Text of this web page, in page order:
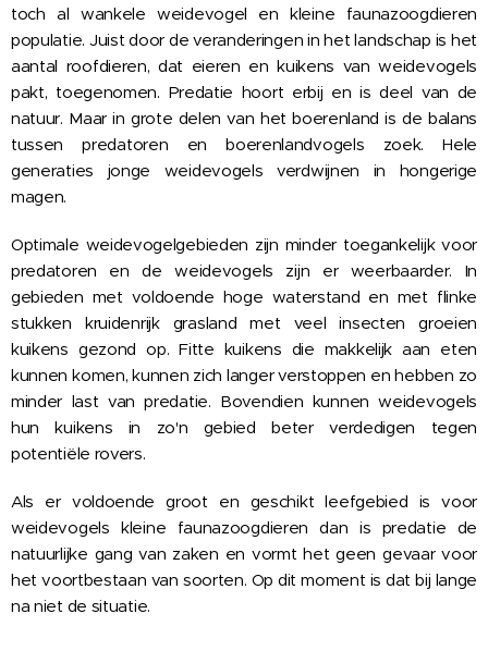
toch al wankele weidevogel en kleine faunazoogdieren
populatie. Juist door de veranderingen in het landschap is het
aantal roofdieren, dat eieren en kuikens van weidevogels
pakt, toegenomen. Predatie hoort erbij en is deel van de
natuur. Maar in grote delen van het boerenland is de balans
tussen predatoren en boerenlandvogels zoek. Hele
generaties jonge weidevogels verdwijnen in hongerige
magen.
Optimale weidevogelgebieden zijn minder toegankelijk voor
predatoren en de weidevogels zijn er weerbaarder. In
gebieden met voldoende hoge waterstand en met flinke
stukken kruidenrijk grasland met veel insecten groeien
kuikens gezond op. Fitte kuikens die makkelijk aan eten
kunnen komen, kunnen zich langer verstoppen en hebben zo
minder last van predatie. Bovendien kunnen weidevogels
hun kuikens in zo'n gebied beter verdedigen tegen
potentiële rovers.
Als er voldoende groot en geschikt leefgebied is voor
weidevogels kleine faunazoogdieren dan is predatie de
natuurlijke gang van zaken en vormt het geen gevaar voor
het voortbestaan van soorten. Op dit moment is dat bij lange
na niet de situatie.